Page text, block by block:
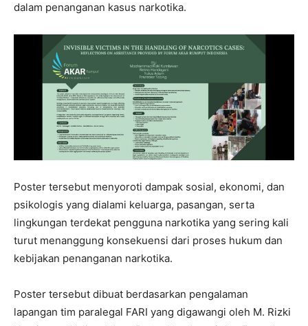
dalam penanganan kasus narkotika.
Poster tersebut menyoroti dampak sosial, ekonomi, dan
psikologis yang dialami keluarga, pasangan, serta
lingkungan terdekat pengguna narkotika yang sering kali
turut menanggung konsekuensi dari proses hukum dan
kebijakan penanganan narkotika.
Poster tersebut dibuat berdasarkan pengalaman
lapangan tim paralegal FARI yang digawangi oleh M. Rizki